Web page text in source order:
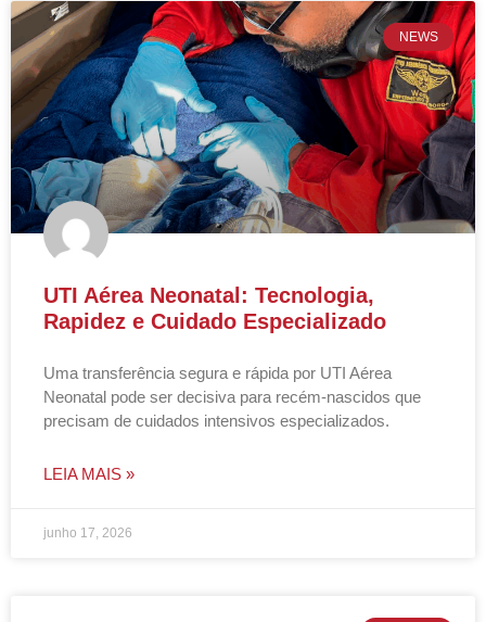
NEWS
UTI Aérea Neonatal: Tecnologia,
Rapidez e Cuidado Especializado
Uma transferência segura e rápida por UTI Aérea
Neonatal pode ser decisiva para recém-nascidos que
precisam de cuidados intensivos especializados.
LEIA MAIS »
junho 17, 2026